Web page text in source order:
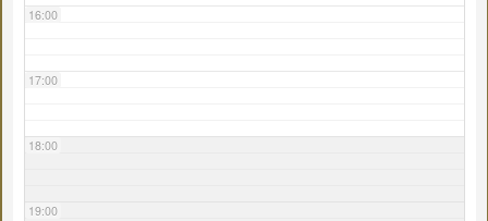
16:00
17:00
18:00
19:00